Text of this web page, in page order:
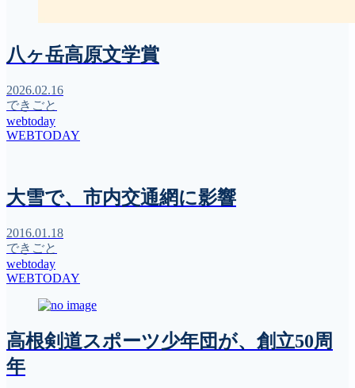
八ヶ岳高原文学賞
2026.02.16
できごと
webtoday
WEBTODAY
大雪で、市内交通網に影響
2016.01.18
できごと
webtoday
WEBTODAY
高根剣道スポーツ少年団が、創立50周
年